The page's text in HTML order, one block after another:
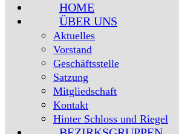
HOME
ÜBER UNS
Aktuelles
Vorstand
Geschäftsstelle
Satzung
Mitgliedschaft
Kontakt
Hinter Schloss und Riegel